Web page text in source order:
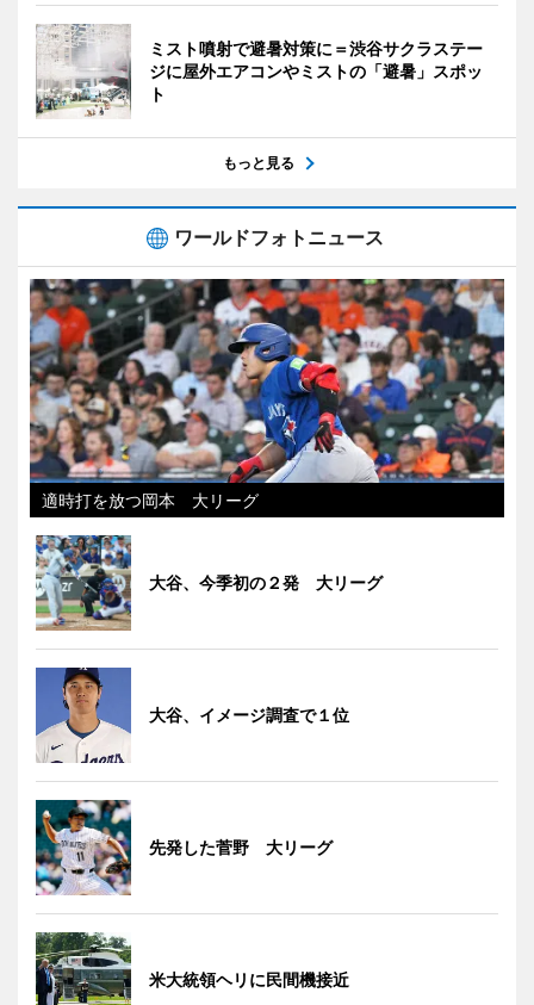
ミスト噴射で避暑対策に＝渋谷サクラステー
ジに屋外エアコンやミストの「避暑」スポッ
ト
もっと見る
ワールドフォトニュース
適時打を放つ岡本 大リーグ
大谷、今季初の２発 大リーグ
大谷、イメージ調査で１位
先発した菅野 大リーグ
米大統領ヘリに民間機接近